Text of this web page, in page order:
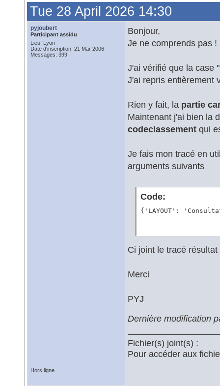
Tue 28 April 2026 14:30
pyjoubert
Participant assidu
Lieu: Lyon
Date d'inscription: 21 Mar 2006
Messages: 399
Bonjour,
Je ne comprends pas !
J'ai vérifié que la case
J'ai repris entièrement
Rien y fait, la partie
Maintenant j'ai bien la
codeclassement qui
Je fais mon tracé en
arguments suivants
Code:
{'LAYOUT':
Ci joint le tracé résultat
Merci
PYJ
Dernière modification
Fichier(s) joint(s) :
Pour accéder aux
Hors ligne